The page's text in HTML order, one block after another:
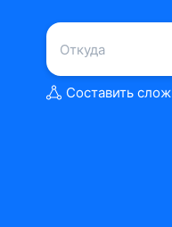
Составить